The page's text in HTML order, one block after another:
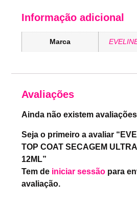
Informação adicional
Marca
Avaliações
Ainda não existem
Seja o primeiro a avaliar
TOP COAT SECAGEM
12ML”
Tem de iniciar sessão para
avaliação.